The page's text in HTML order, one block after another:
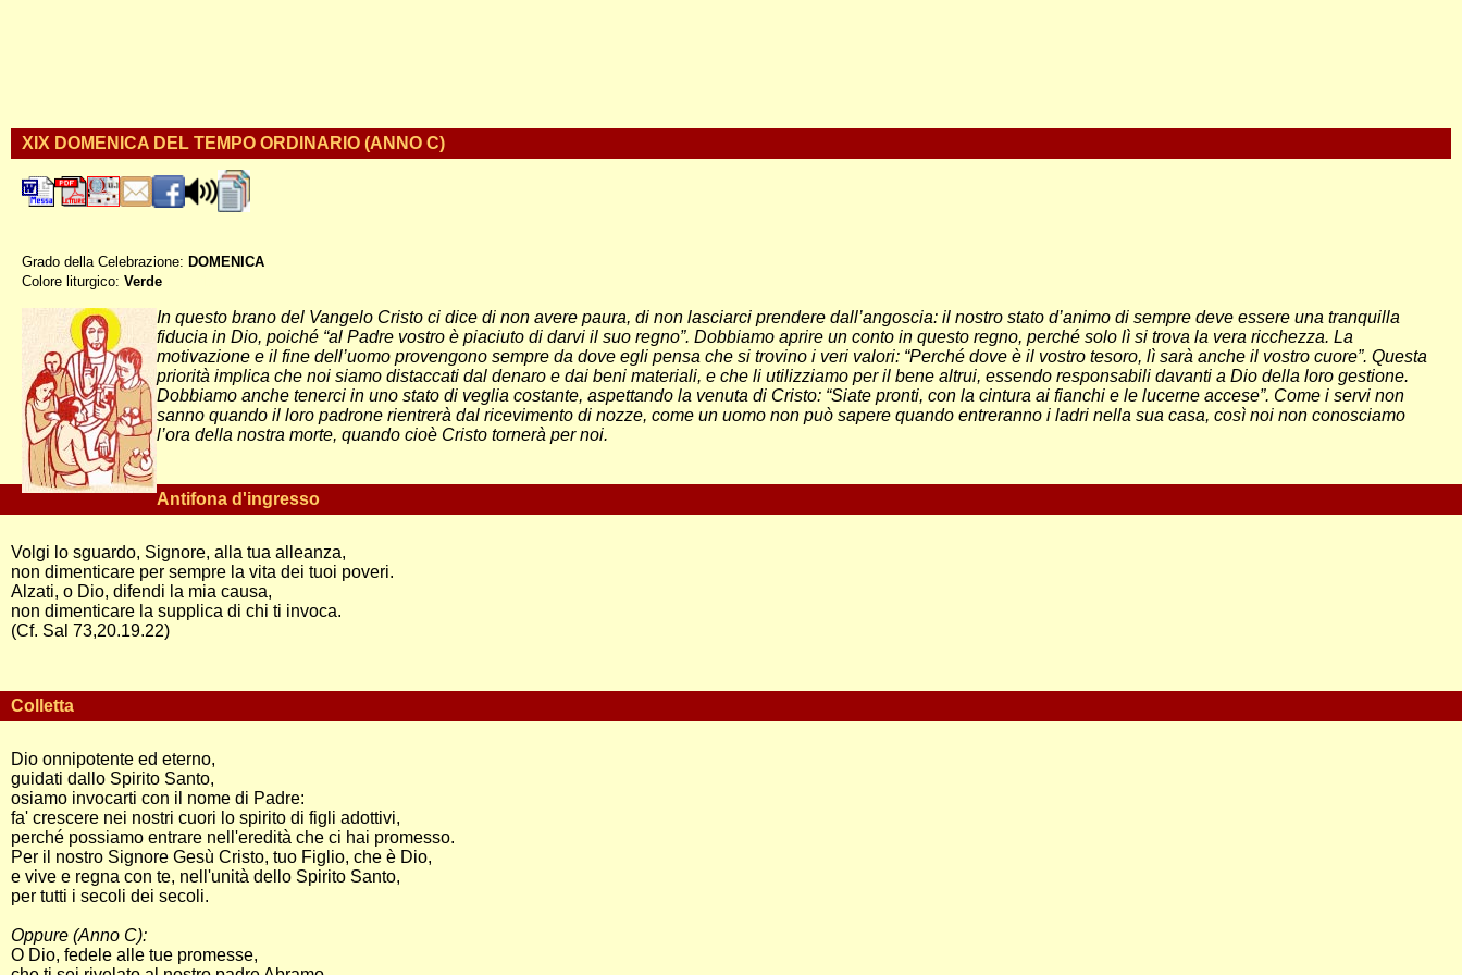
XIX DOMENICA DEL TEMPO ORDINARIO (ANNO C)
Grado della Celebrazione: DOMENICA
Colore liturgico: Verde
In questo brano del Vangelo Cristo ci dice di non avere paura, di non lasciarci prendere dall’angoscia: il nostro stato d’animo di sempre deve essere una tranquilla
fiducia in Dio, poiché “al Padre vostro è piaciuto di darvi il suo regno”. Dobbiamo aprire un conto in questo regno, perché solo lì si trova la vera ricchezza. La
motivazione e il fine dell’uomo provengono sempre da dove egli pensa che si trovino i veri valori: “Perché dove è il vostro tesoro, lì sarà anche il vostro cuore”. Questa
priorità implica che noi siamo distaccati dal denaro e dai beni materiali, e che li utilizziamo per il bene altrui, essendo responsabili davanti a Dio della loro gestione.
Dobbiamo anche tenerci in uno stato di veglia costante, aspettando la venuta di Cristo: “Siate pronti, con la cintura ai fianchi e le lucerne accese”. Come i servi non
sanno quando il loro padrone rientrerà dal ricevimento di nozze, come un uomo non può sapere quando entreranno i ladri nella sua casa, così noi non conosciamo
l’ora della nostra morte, quando cioè Cristo tornerà per noi.
Antifona d'ingresso
Volgi lo sguardo, Signore, alla tua alleanza,
non dimenticare per sempre la vita dei tuoi poveri.
Alzati, o Dio, difendi la mia causa,
non dimenticare la supplica di chi ti invoca.
(Cf. Sal 73,20.19.22)
Colletta
Dio onnipotente ed eterno,
guidati dallo Spirito Santo,
osiamo invocarti con il nome di Padre:
fa' crescere nei nostri cuori lo spirito di figli adottivi,
perché possiamo entrare nell'eredità che ci hai promesso.
Per il nostro Signore Gesù Cristo, tuo Figlio, che è Dio,
e vive e regna con te, nell'unità dello Spirito Santo,
per tutti i secoli dei secoli.
Oppure (Anno C):
O Dio, fedele alle tue promesse,